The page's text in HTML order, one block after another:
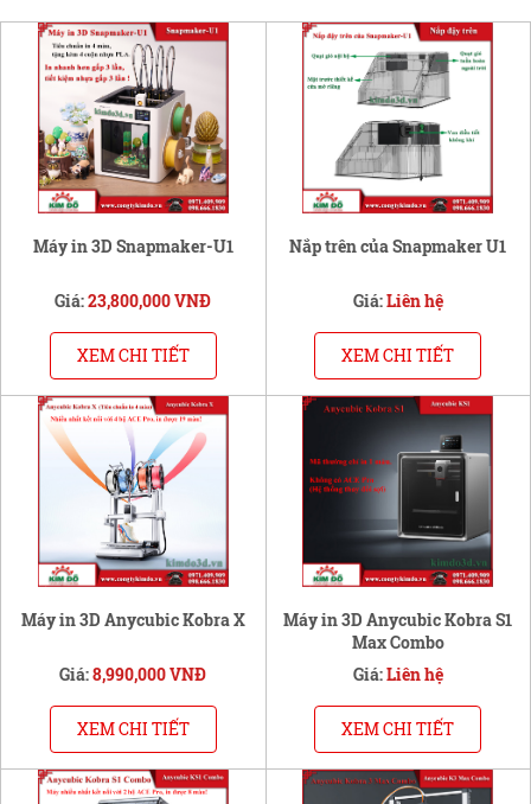
Máy in 3D Snapmaker-U1
Giá:23,800,000 VNĐ
XEM CHI TIẾT
Nắp trên của Snapmaker U1
Giá:Liên hệ
XEM CHI TIẾT
Máy in 3D Anycubic Kobra X
Giá:8,990,000 VNĐ
XEM CHI TIẾT
Máy in 3D Anycubic Kobra S1
Max Combo
Giá:Liên hệ
XEM CHI TIẾT